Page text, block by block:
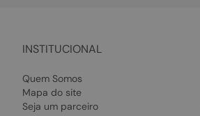
INSTITUCIONAL
Quem Somos
Mapa do site
Seja um parceiro